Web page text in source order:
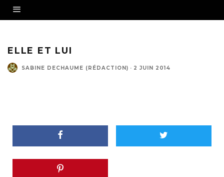
ELLE ET LUI
SABINE DECHAUME (RÉDACTION) · 2 JUIN 2014